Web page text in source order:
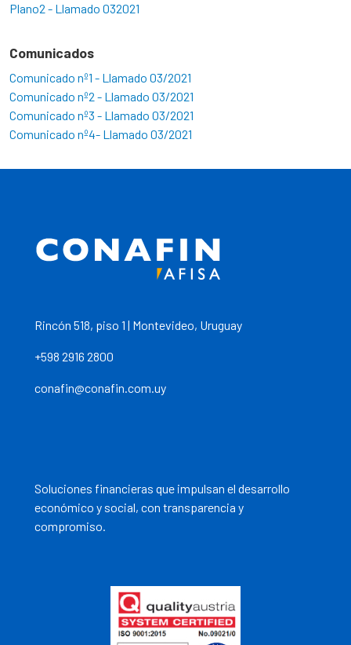
Plano2 - Llamado 032021
Comunicados
Comunicado nº1 - Llamado 03/2021
Comunicado nº2 - Llamado 03/2021
Comunicado nº3 - Llamado 03/2021
Comunicado nº4- Llamado 03/2021
Rincón 518, piso 1 | Montevideo, Uruguay
+598 2916 2800
conafin@conafin.com.uy
Soluciones financieras que impulsan el desarrollo
económico y social, con transparencia y
compromiso.